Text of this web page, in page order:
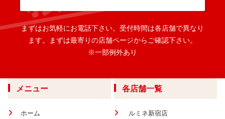
まずはお気軽にお電話下さい。 受付時間は各店舗で異なり
ます。
まずは最寄りの店舗ページからご確認下さい。
※一部例外あり
メニュー
ホーム
各店舗一覧
ルミネ新宿店